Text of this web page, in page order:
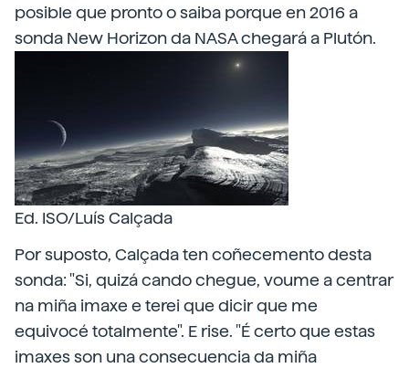
posible que pronto o saiba porque en 2016 a
sonda New Horizon da NASA chegará a Plutón.
Ed. ISO/Luís Calçada
Por suposto, Calçada ten coñecemento desta
sonda: "Si, quizá cando chegue, voume a centrar
na miña imaxe e terei que dicir que me
equivocé totalmente". E rise. "É certo que estas
imaxes son una consecuencia da miña